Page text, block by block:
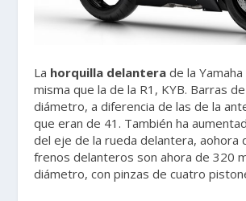
La horquilla delantera de la
misma que la de la R1, KYB. Barras
diámetro, a diferencia de las de la
que eran de 41. También ha
del eje de la rueda delantera, aohora
frenos delanteros son ahora de 320
diámetro, con pinzas de cuatro